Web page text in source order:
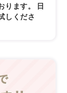
ります。 日
しくださ